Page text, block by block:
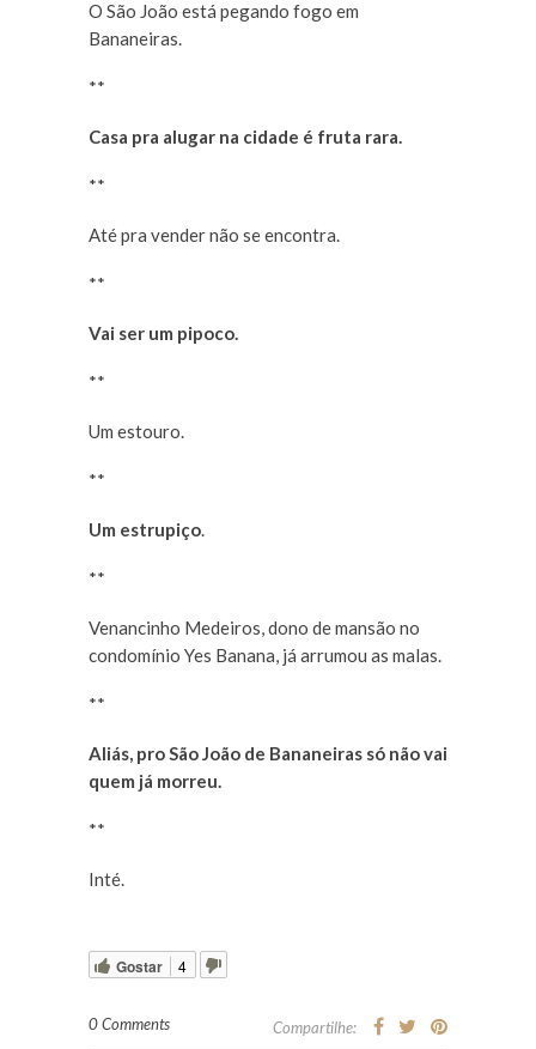
O São João está pegando fogo em
Bananeiras.
**
Casa pra alugar na cidade é fruta rara.
**
Até pra vender não se encontra.
**
Vai ser um pipoco.
**
Um estouro.
**
Um estrupiço.
**
Venancinho Medeiros, dono de mansão no
condomínio Yes Banana, já arrumou as malas.
**
Aliás, pro São João de Bananeiras só não vai
quem já morreu.
**
Inté.
Gostar 4
0 Comments Compartilhe: